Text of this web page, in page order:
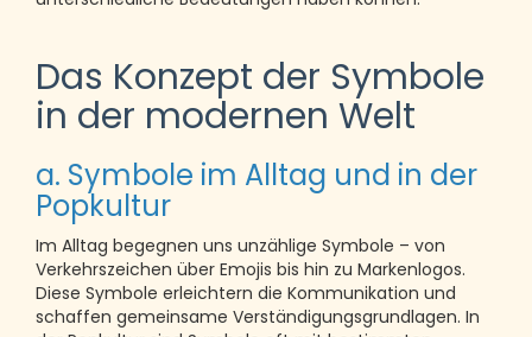
Das Konzept der Symbole
in der modernen Welt
a. Symbole im Alltag und in der
Popkultur
Im Alltag begegnen uns unzählige Symbole – von
Verkehrszeichen über Emojis bis hin zu Markenlogos.
Diese Symbole erleichtern die Kommunikation und
schaffen gemeinsame Verständigungsgrundlagen. In